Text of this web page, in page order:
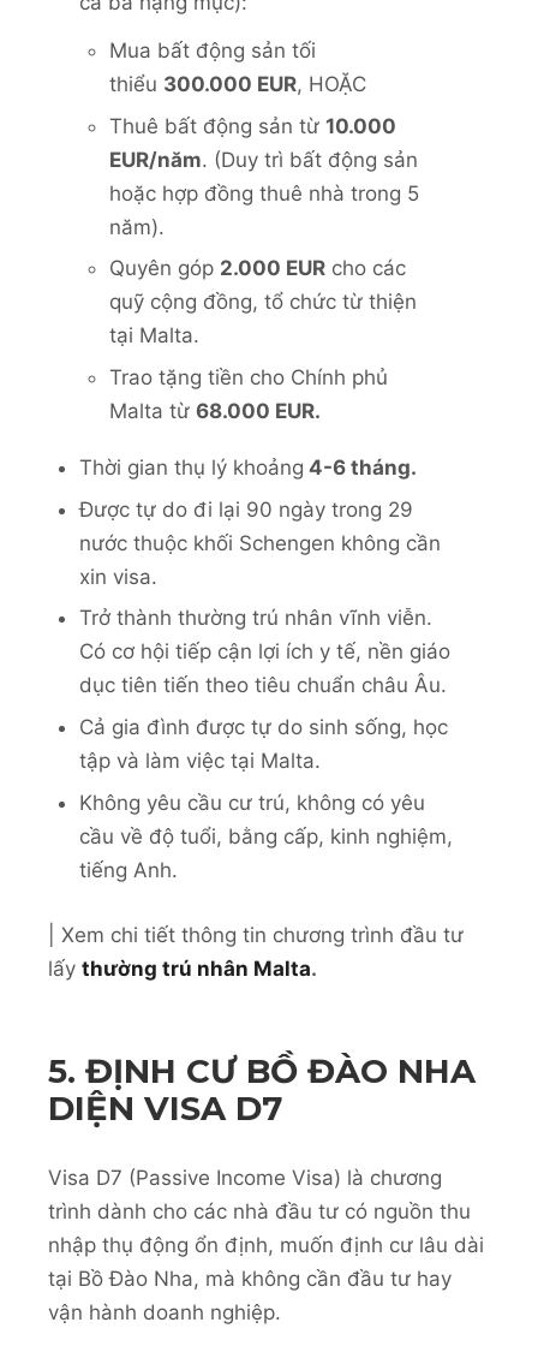
Mua bất động sản tối
thiểu 300.000 EUR, HOẶC
Thuê bất động sản từ 10.000
EUR/năm. (Duy trì bất động sản
hoặc hợp đồng thuê nhà trong 5
năm).
Quyên góp 2.000 EUR cho các
quỹ cộng đồng, tổ chức từ thiện
tại Malta.
Trao tặng tiền cho Chính phủ
Malta từ 68.000 EUR.
Thời gian thụ lý khoảng 4-6 tháng.
Được tự do đi lại 90 ngày trong 29
nước thuộc khối Schengen không cần
xin visa.
Trở thành thường trú nhân vĩnh viễn.
Có cơ hội tiếp cận lợi ích y tế, nền giáo
dục tiên tiến theo tiêu chuẩn châu Âu.
Cả gia đình được tự do sinh sống, học
tập và làm việc tại Malta.
Không yêu cầu cư trú, không có yêu
cầu về độ tuổi, bằng cấp, kinh nghiệm,
tiếng Anh.
| Xem chi tiết thông tin chương trình đầu tư
lấy thường trú nhân Malta.
5. ĐỊNH CƯ BỒ ĐÀO NHA
DIỆN VISA D7
Visa D7 (Passive Income Visa) là chương
trình dành cho các nhà đầu tư có nguồn thu
nhập thụ động ổn định, muốn định cư lâu dài
tại Bồ Đào Nha, mà không cần đầu tư hay
vận hành doanh nghiệp.